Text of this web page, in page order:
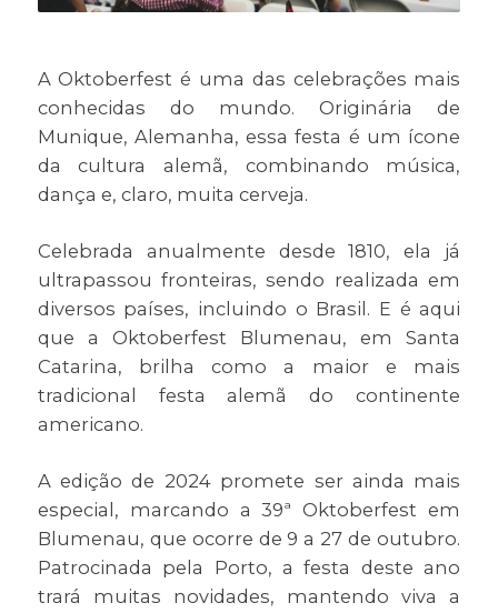
A Oktoberfest é uma das celebrações mais
conhecidas do mundo. Originária de
Munique, Alemanha, essa festa é um ícone
da cultura alemã, combinando música,
dança e, claro, muita cerveja.
Celebrada anualmente desde 1810, ela já
ultrapassou fronteiras, sendo realizada em
diversos países, incluindo o Brasil. E é aqui
que a Oktoberfest Blumenau, em Santa
Catarina, brilha como a maior e mais
tradicional festa alemã do continente
americano.
A edição de 2024 promete ser ainda mais
especial, marcando a 39ª Oktoberfest em
Blumenau, que ocorre de 9 a 27 de outubro.
Patrocinada pela Porto, a festa deste ano
trará muitas novidades, mantendo viva a